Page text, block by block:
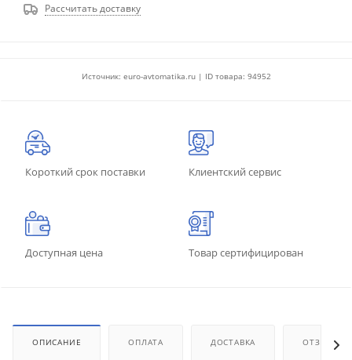
Рассчитать доставку
Источник: euro-avtomatika.ru | ID товара: 94952
Короткий срок поставки Клиентский сервис
Доступная цена Товар сертифицирован
ОПИСАНИЕ ОПЛАТА ДОСТАВКА ОТЗЫВЫ